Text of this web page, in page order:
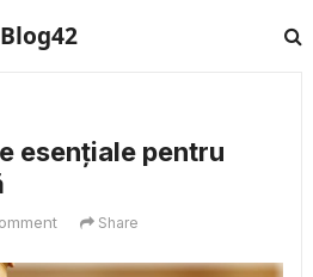
Blog42
esențiale pentru
Share